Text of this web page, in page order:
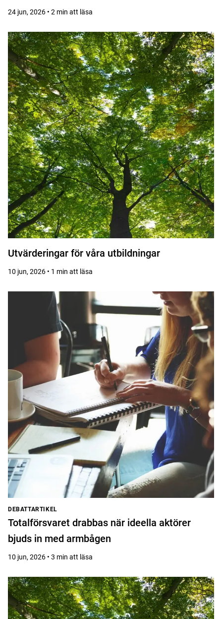
24 jun, 2026 • 2 min att läsa
Utvärderingar för våra utbildningar
10 jun, 2026 • 1 min att läsa
DEBATTARTIKEL
Totalförsvaret drabbas när ideella aktörer
bjuds in med armbågen
10 jun, 2026 • 3 min att läsa